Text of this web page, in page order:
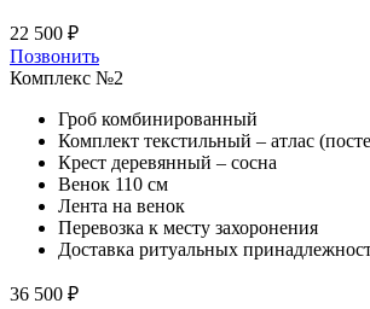
22 500 ₽
Позвонить
Комплекс №2
Гроб комбинированный
Комплект текстильный – атлас
Крест деревянный – сосна
Венок 110 см
Лента на венок
Перевозка к месту захоронения
Доставка ритуальных
36 500 ₽